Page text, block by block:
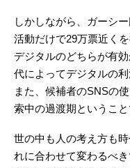
しかしながら、ガーシ
活動だけで29万票近く
デジタルのどちらが有
代によってデジタルの
また、候補者のSNSの
索中の過渡期ということ
世の中も人の考え方も
れに合わせて変わるべ